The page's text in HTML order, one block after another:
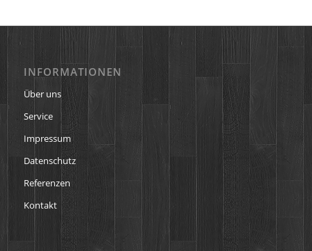
INFORMATIONEN
Über uns
Service
Impressum
Datenschutz
Referenzen
Kontakt